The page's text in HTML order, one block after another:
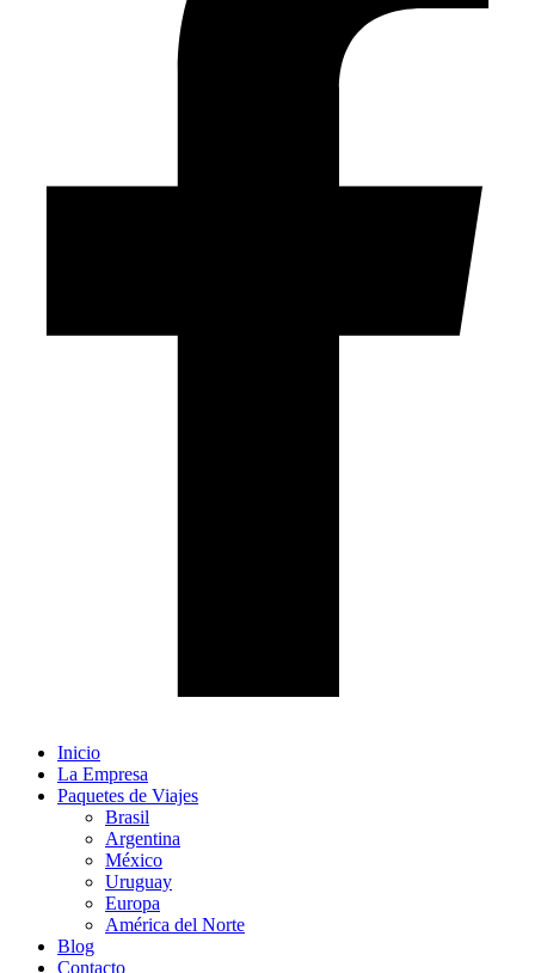
Inicio
La Empresa
Paquetes de Viajes
Brasil
Argentina
México
Uruguay
Europa
América del Norte
Blog
Contacto